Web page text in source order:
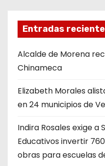
Entradas
Alcalde de Morena
Chinameca
Elizabeth Morales
en 24 municipios de
Indira Rosales exige a
Educativos invertir
obras para escuelas